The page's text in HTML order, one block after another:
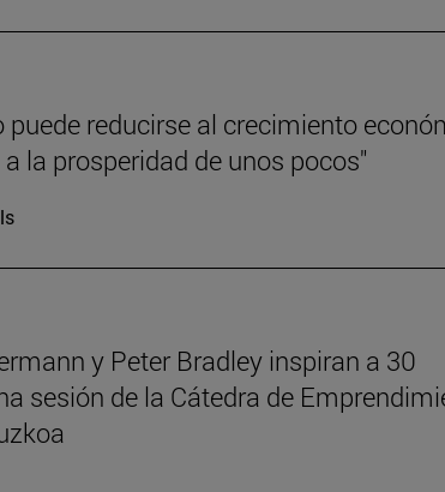
puede reducirse al crecimiento
la prosperidad de unos pocos"
y Peter Bradley inspiran a 30
sesión de la Cátedra de